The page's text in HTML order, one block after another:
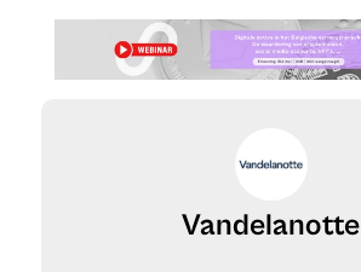
Vandelanotte